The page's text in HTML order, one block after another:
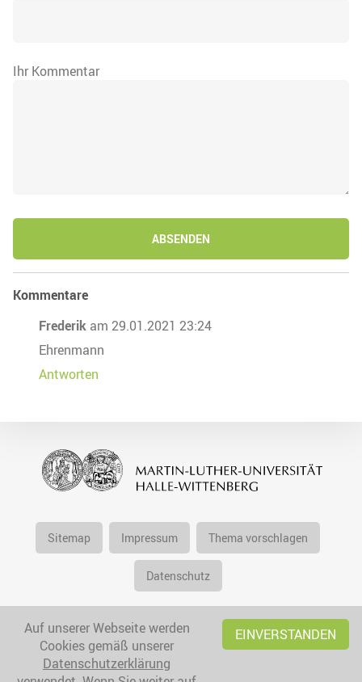
Ihr Kommentar
ABSENDEN
Kommentare
Frederik am 29.01.2021 23:24
Ehrenmann
Antworten
Sitemap Impressum Thema vorschlagen
Datenschutz
Auf unserer Webseite werden
Cookies gemäß unserer
Datenschutzerklärung
EINVERSTANDEN